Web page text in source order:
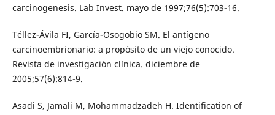
carcinogenesis. Lab Invest. mayo de 1997;76(5):703-16.
Téllez-Ávila FI, García-Osogobio SM. El antígeno
carcinoembrionario: a propósito de un viejo conocido.
Revista de investigación clínica. diciembre de
2005;57(6):814-9.
Asadi S, Jamali M, Mohammadzadeh H. Identification of